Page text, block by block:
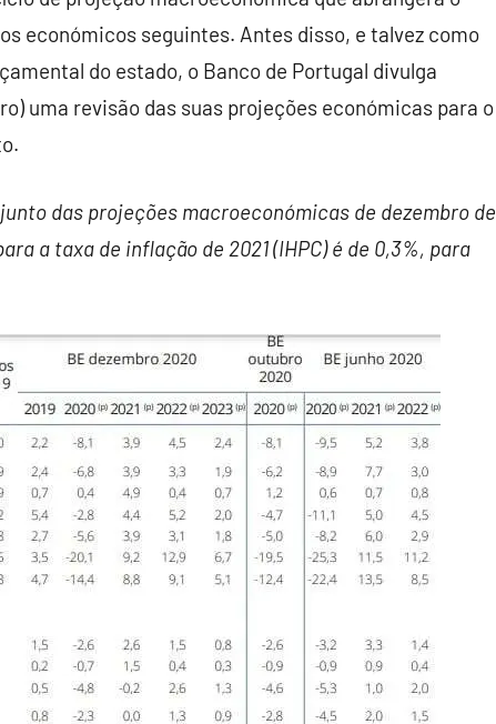
económicos seguintes. Antes disso, e talvez como
do estado, o Banco de Portugal divulga
uma revisão das suas projeções económicas para o
das projeções macroeconómicas de dezembro de
a taxa de inflação de 2021 (IHPC) é de 0,3%, para